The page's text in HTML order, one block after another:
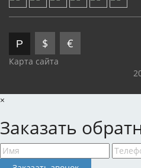
Р $ €
Карта сайта
×
Заказать